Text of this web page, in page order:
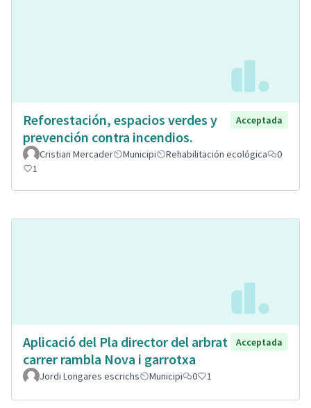
Reforestación, espacios verdes y
prevención contra incendios.
Acceptada
Cristian Mercader Municipi Rehabilitación ecológica
0
1
Aplicació del Pla director del arbrat
carrer rambla Nova i garrotxa
Acceptada
Jordi Longares escrichs Municipi 0 1